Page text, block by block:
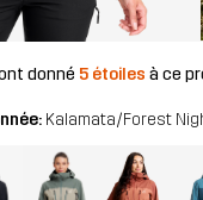
donné 5 étoiles à ce
Kalamata/Forest